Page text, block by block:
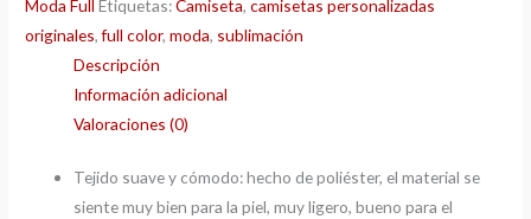
Moda Full Etiquetas:Camiseta,camisetas personalizadas
originales,full color,moda, sublimación
Descripción
Información adicional
Valoraciones (0)
Tejido suave y cómodo: hecho de poliéster, el material se
siente muy bien para la piel, muy ligero, bueno para el